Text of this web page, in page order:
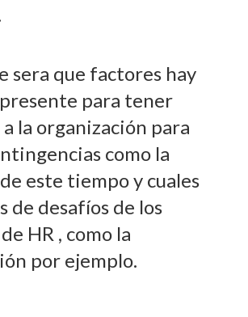
sera que factores hay
para tener
la organización para
como la
este tiempo y cuales
de desafíos de los
HR , como la
por ejemplo.